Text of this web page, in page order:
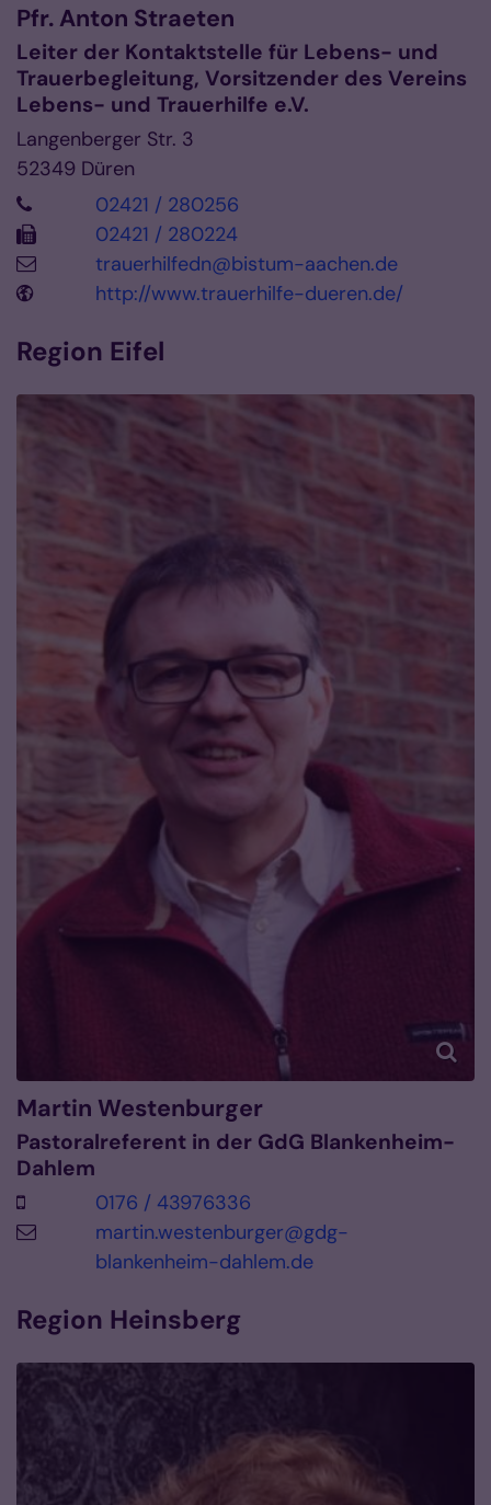
Pfr.Anton Straeten
Leiter der Kontaktstelle für Lebens- und
Trauerbegleitung, Vorsitzender des Vereins
Lebens- und Trauerhilfe e.V.
Langenberger Str. 3
52349 Düren
02421 / 280256
02421 / 280224
trauerhilfedn@bistum-aachen.de
http://www.trauerhilfe-dueren.de/
Region Eifel
Martin Westenburger
Pastoralreferent in der GdG Blankenheim-
Dahlem
0176 / 43976336
martin.westenburger@gdg-
blankenheim-dahlem.de
Region Heinsberg